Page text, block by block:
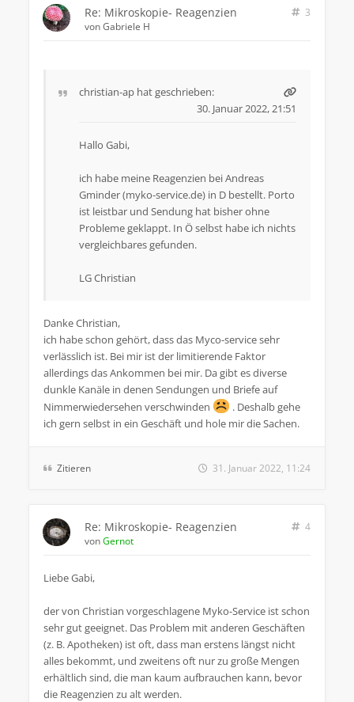
Re: Mikroskopie- Reagenzien
3
vonGabriele H
christian-ap hat geschrieben:
30. Januar 2022, 21:51
Hallo Gabi,
ich habe meine Reagenzien bei Andreas
Gminder (myko-service.de) in D bestellt. Porto
ist leistbar und Sendung hat bisher ohne
Probleme geklappt. In Ö selbst habe ich nichts
vergleichbares gefunden.
LG Christian
Danke Christian,
ich habe schon gehört, dass das Myco-service sehr
verlässlich ist. Bei mir ist der limitierende Faktor
allerdings das Ankommen bei mir. Da gibt es diverse
dunkle Kanäle in denen Sendungen und Briefe auf
Nimmerwiedersehen verschwinden
. Deshalb gehe
ich gern selbst in ein Geschäft und hole mir die Sachen.
Zitieren 31. Januar 2022, 11:24
Re: Mikroskopie- Reagenzien
4
vonGernot
Liebe Gabi,
der von Christian vorgeschlagene Myko-Service ist schon
sehr gut geeignet. Das Problem mit anderen Geschäften
(z. B. Apotheken) ist oft, dass man erstens längst nicht
alles bekommt, und zweitens oft nur zu große Mengen
erhältlich sind, die man kaum aufbrauchen kann, bevor
die Reagenzien zu alt werden.